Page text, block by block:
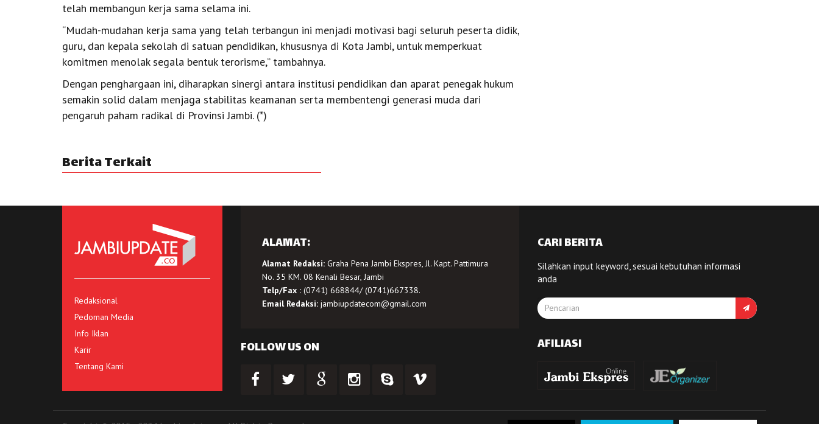
telah membangun kerja sama selama ini.
“Mudah-mudahan kerja sama yang telah terbangun ini menjadi motivasi bagi seluruh peserta didik,
guru, dan kepala sekolah di satuan pendidikan, khususnya di Kota Jambi, untuk memperkuat
komitmen menolak segala bentuk terorisme,” tambahnya.
Dengan penghargaan ini, diharapkan sinergi antara institusi pendidikan dan aparat penegak hukum
semakin solid dalam menjaga stabilitas keamanan serta membentengi generasi muda dari
pengaruh paham radikal di Provinsi Jambi. (*)
Berita Terkait
Redaksional
Pedoman Media
Info Iklan
Karir
Tentang Kami
ALAMAT:
Alamat Redaksi:Graha Pena Jambi Ekspres, Jl. Kapt. Pattimura
No. 35 KM. 08 Kenali Besar, Jambi
Telp/Fax :(0741) 668844/ (0741)667338.
Email Redaksi: jambiupdatecom@gmail.com
FOLLOW US ON
CARI BERITA
Silahkan input keyword, sesuai kebutuhan informasi
anda
AFILIASI